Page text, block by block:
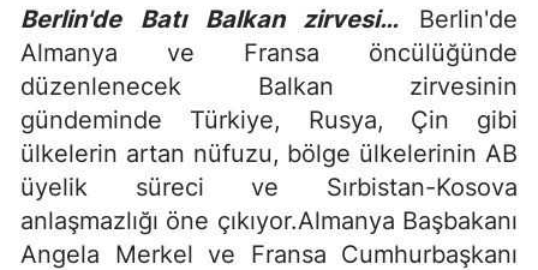
Berlin'de Batı Balkan zirvesi…
Berlin'de
Almanya ve Fransa öncülüğünde
düzenlenecek Balkan zirvesinin
gündeminde Türkiye, Rusya, Çin gibi
ülkelerin artan nüfuzu, bölge ülkelerinin AB
üyelik süreci ve Sırbistan-Kosova
anlaşmazlığı öne çıkıyor.Almanya Başbakanı
Angela Merkel ve Fransa Cumhurbaşkanı